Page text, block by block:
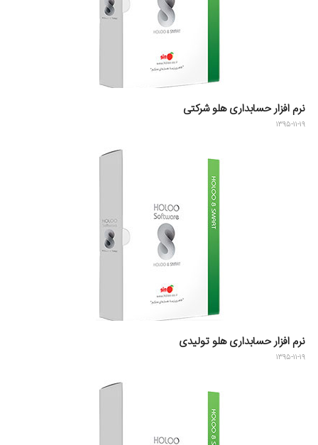
نرم افزار حسابداری هلو شرکتی
۱۳۹۵-۱۱-۱۹
نرم افزار حسابداری هلو تولیدی
۱۳۹۵-۱۱-۱۹